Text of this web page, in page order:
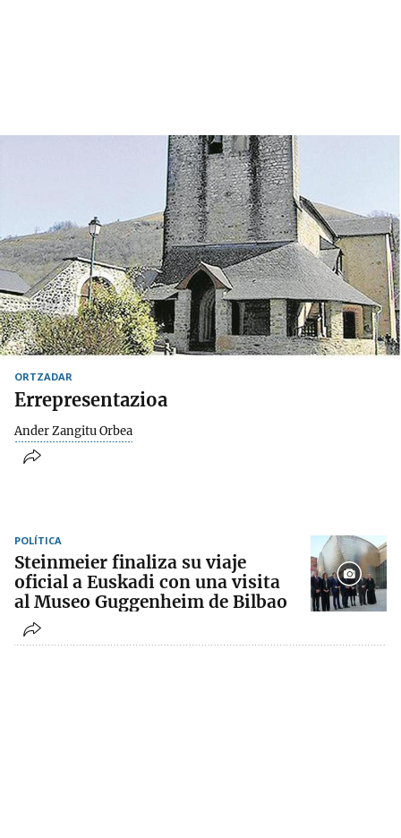
ORTZADAR
Errepresentazioa
Ander Zangitu Orbea
POLÍTICA
Steinmeier finaliza su viaje
oficial a Euskadi con una visita
al Museo Guggenheim de Bilbao